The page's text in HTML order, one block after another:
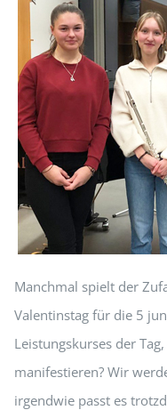
Manchmal spielt der
Valentinstag für die 5
Leistungskurses der
manifestieren? Wir
irgendwie passt es